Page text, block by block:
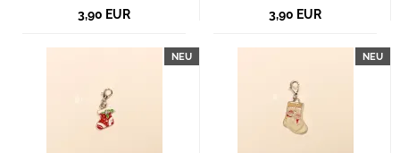
3,90 EUR 3,90 EUR
NEU NEU